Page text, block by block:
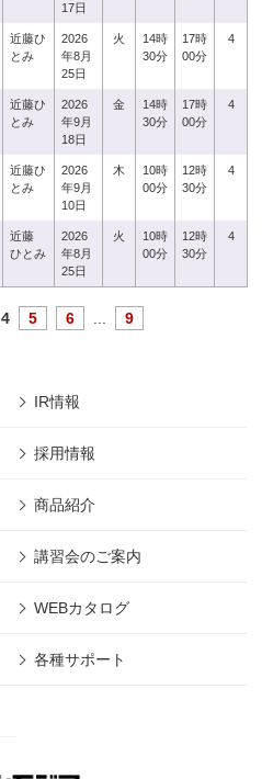
17日
近藤ひ
とみ
2026
年8月
25日
火
14時
30分
17時
00分
4
近藤ひ
とみ
2026
年9月
18日
金
14時
30分
17時
00分
4
近藤ひ
とみ
2026
年9月
10日
木
10時
00分
12時
30分
4
近藤
ひとみ
2026
年8月
25日
火
10時
00分
12時
30分
4
4 5 6 9
IR情報
採用情報
商品紹介
講習会のご案内
WEBカタログ
各種サポート